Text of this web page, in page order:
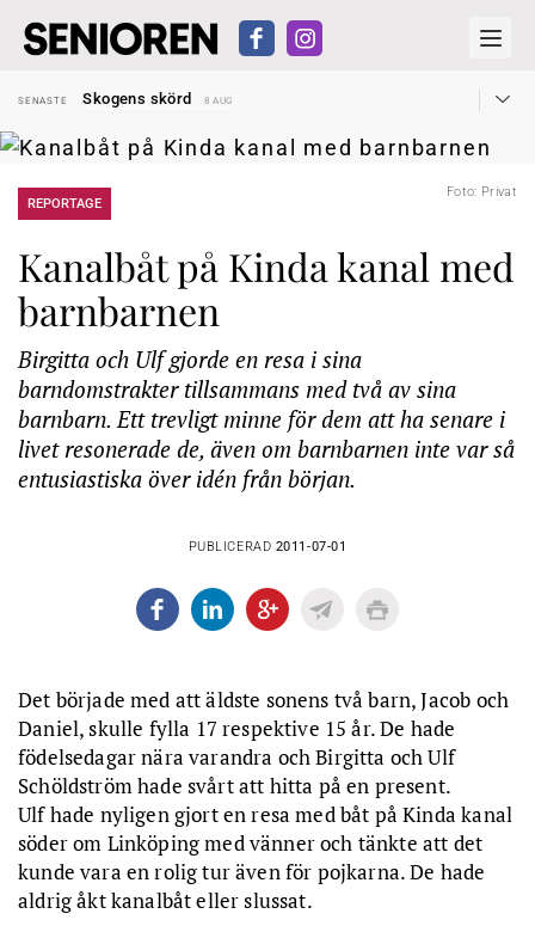
SENASTE
Skogens skörd
8 AUG
SENASTE
Reform för äldre kan bli slag i luften
31 JUL
Kravet: Nu måste 65-årsgränsen bort
SENASTE
Snart kan telefonförsäljning förbjudas i Sverige
SENASTE
Hyror rusar ifrån äldres bostadstillägg
Foto: Privat
REPORTAGE
Kanalbåt på Kinda kanal med
barnbarnen
Birgitta och Ulf gjorde en resa i sina
barndomstrakter tillsammans med två av sina
barnbarn. Ett trevligt minne för dem att ha senare i
livet resonerade de, även om barnbarnen inte var så
entusiastiska över idén från början.
PUBLICERAD 2011-07-01
Det började med att äldste sonens två barn, Jacob och
Daniel, skulle fylla 17 respektive 15 år. De hade
födelsedagar nära varandra och Birgitta och Ulf
Schöldström hade svårt att hitta på en present.
Ulf hade nyligen gjort en resa med båt på Kinda kanal
söder om Linköping med vänner och tänkte att det
kunde vara en rolig tur även för pojkarna. De hade
aldrig åkt kanalbåt eller slussat.